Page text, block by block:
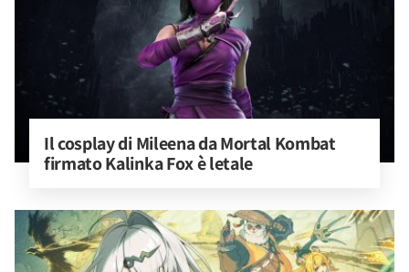
Il cosplay di Mileena da Mortal Kombat
firmato Kalinka Fox è letale